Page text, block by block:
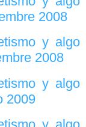
2008
y algo
2008
y algo
2009